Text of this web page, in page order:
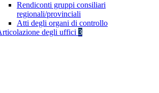
Rendiconti gruppi consiliari
regionali/provinciali
Atti degli organi di controllo
degli uffici 3